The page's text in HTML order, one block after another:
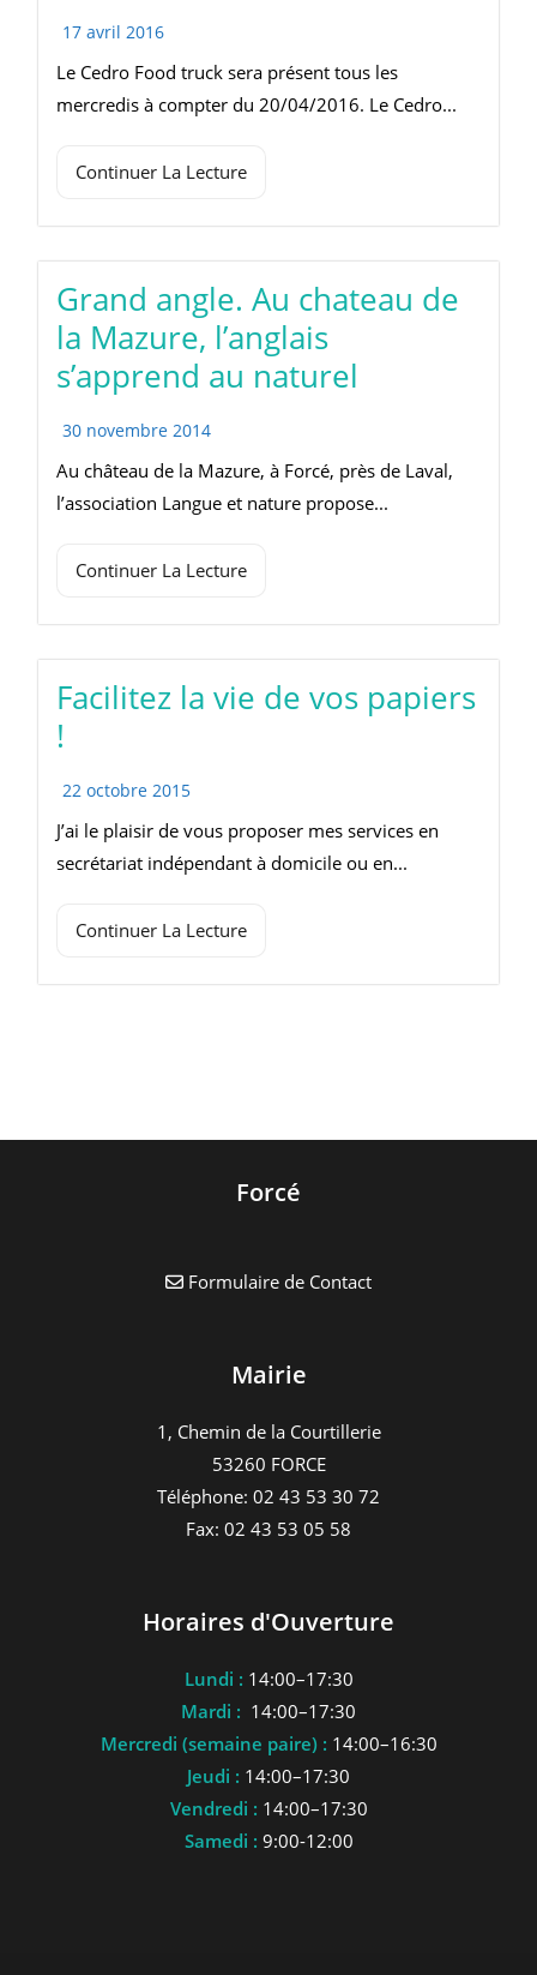
17 avril 2016
Le Cedro Food truck sera présent tous les
mercredis à compter du 20/04/2016. Le Cedro...
Continuer La Lecture
Grand angle. Au chateau de
la Mazure, l’anglais
s’apprend au naturel
30 novembre 2014
Au château de la Mazure, à Forcé, près de Laval,
l’association Langue et nature propose...
Continuer La Lecture
Facilitez la vie de vos papiers
!
22 octobre 2015
J’ai le plaisir de vous proposer mes services en
secrétariat indépendant à domicile ou en...
Continuer La Lecture
Forcé
Formulaire de Contact
Mairie
1, Chemin de la Courtillerie
53260 FORCE
Téléphone: 02 43 53 30 72
Fax: 02 43 53 05 58
Horaires d'Ouverture
Lundi : 14:00–17:30
Mardi : 14:00–17:30
Mercredi (semaine paire) : 14:00–16:30
Jeudi : 14:00–17:30
Vendredi : 14:00–17:30
Samedi : 9:00-12:00